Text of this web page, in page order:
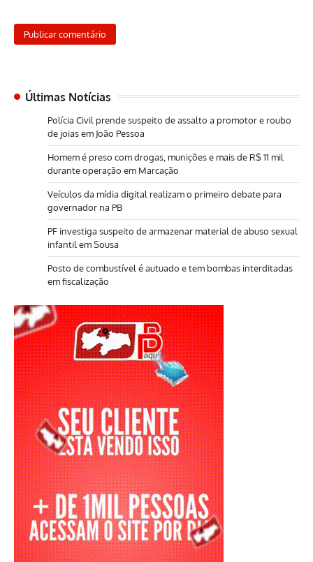
Últimas Notícias
Polícia Civil prende suspeito de assalto a promotor e roubo
de joias em João Pessoa
Homem é preso com drogas, munições e mais de R$ 11 mil
durante operação em Marcação
Veículos da mídia digital realizam o primeiro debate para
governador na PB
PF investiga suspeito de armazenar material de abuso sexual
infantil em Sousa
Posto de combustível é autuado e tem bombas interditadas
em fiscalização